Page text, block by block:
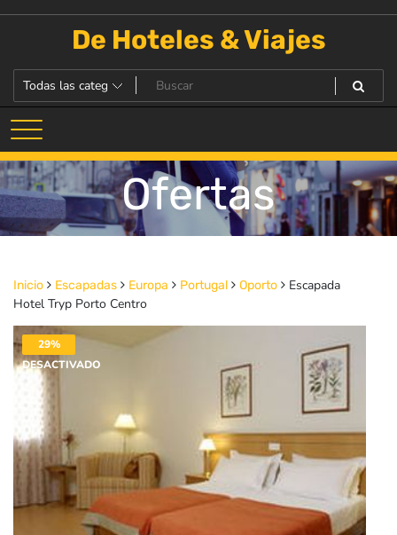
De Hoteles & Viajes
Ofertas
Inicio Escapadas Europa Portugal Oporto
Escapada
Hotel Tryp Porto Centro
29%
DESACTIVADO